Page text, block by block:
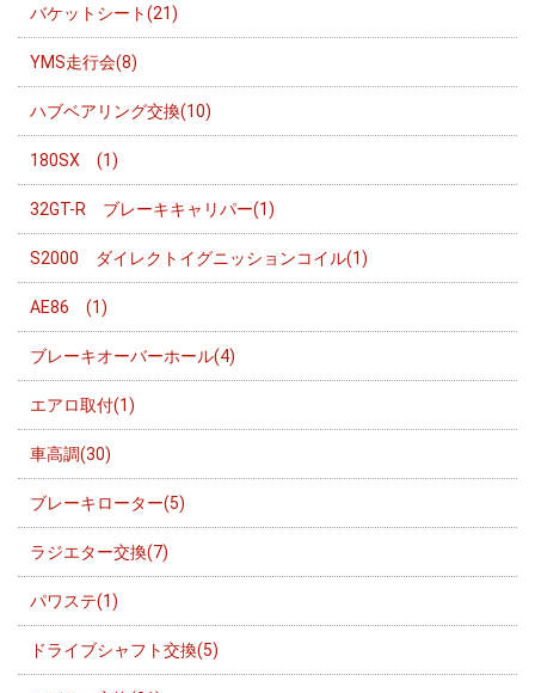
バケットシート(21)
YMS走行会(8)
ハブベアリング交換(10)
180SX (1)
32GT-R ブレーキキャリパー(1)
S2000 ダイレクトイグニッションコイル(1)
AE86 (1)
ブレーキオーバーホール(4)
エアロ取付(1)
車高調(30)
ブレーキローター(5)
ラジエター交換(7)
パワステ(1)
ドライブシャフト交換(5)